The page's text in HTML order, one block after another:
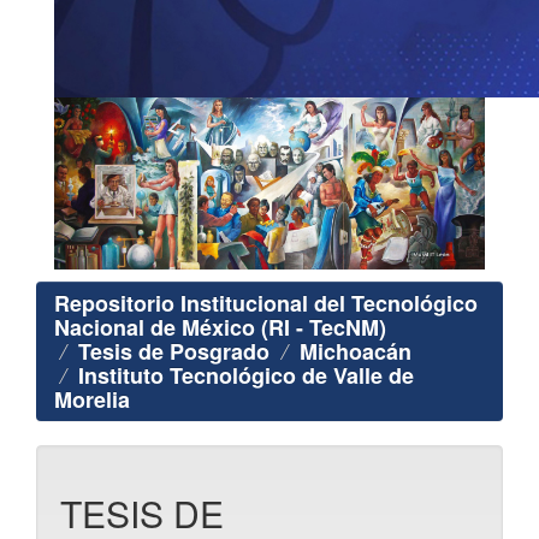
Repositorio Institucional del Tecnológico
Nacional de México (RI - TecNM)
Tesis de Posgrado Michoacán
Instituto Tecnológico de Valle de
Morelia
TESIS DE